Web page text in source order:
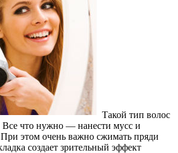
Такой тип волос
Все что нужно — нанести мусс и
этом очень важно сжимать пряди
создает зрительный эффект